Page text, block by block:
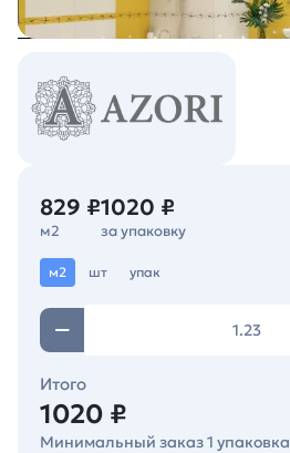
829 ₽
м2
1020 ₽
за упаковку
м2 шт упак
Итого
1020 ₽
Минимальный заказ 1 упаковка